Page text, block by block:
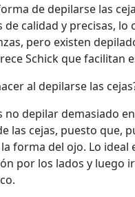
de depilarse las
calidad y precisas, lo
pero existen
Schick que facilitan
al depilarse las
no depilar demasiado
las cejas, puesto que,
forma del ojo. Lo ideal
por los lados y luego